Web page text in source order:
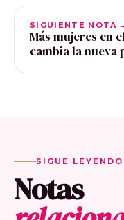
SIGUIENTE NOTA
Más mujeres en
cambia la nueva
SIGUE LEYENDO
Notas